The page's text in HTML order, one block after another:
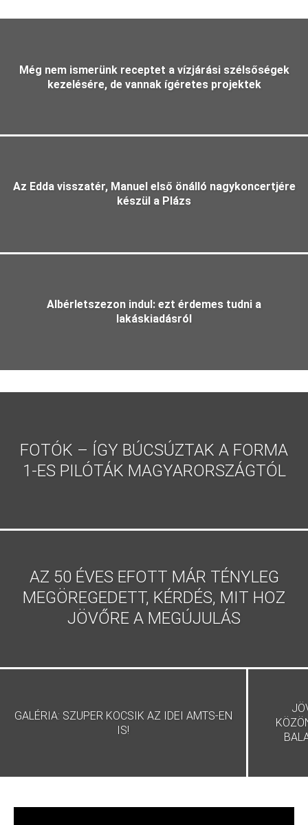
Még nem ismerünk receptet a vízjárási szélsőségek
kezelésére, de vannak ígéretes projektek
Az Edda visszatér, Manuel első önálló nagykoncertjére
készül a Plázs
Albérletszezon indul: ezt érdemes tudni a
lakáskiadásról
FOTÓK – ÍGY BÚCSÚZTAK A FORMA
1-ES PILÓTÁK MAGYARORSZÁGTÓL
AZ 50 ÉVES EFOTT MÁR TÉNYLEG
MEGÖREGEDETT, KÉRDÉS, MIT HOZ
JÖVŐRE A MEGÚJULÁS
GALÉRIA: SZUPER KOCSIK AZ IDEI AMTS-EN
IS!